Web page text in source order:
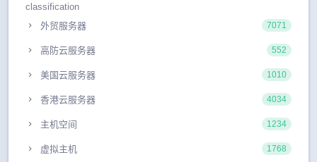
classification
外贸服务器
7071
高防云服务器 552
美国云服务器 1010
香港云服务器 4034
主机空间 1234
虚拟主机 1768